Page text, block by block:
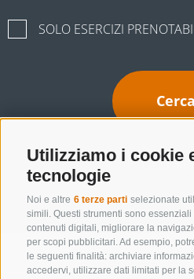
Utilizziamo i cookie
tecnologie
Noi e altre 6 terze parti selezionate
simili. Questi strumenti sono
contenuti digitali, migliorare la
per scopi pubblicitari. Ad esempio,
le seguenti finalità: archiviare
accedervi, utilizzare dati limitati per la
SOLO ESERCIZI
Cerca
Lista